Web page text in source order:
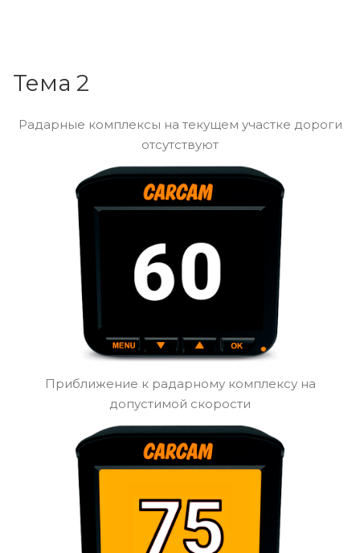
Тема 2
Радарные комплексы на текущем участке дороги